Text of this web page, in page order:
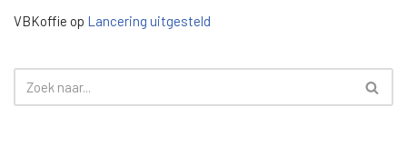
VBKoffie op Lancering uitgesteld